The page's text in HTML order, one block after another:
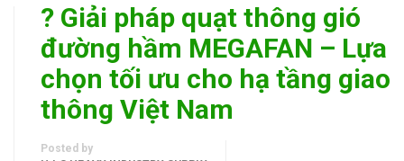
?️ Giải pháp quạt thông gió
đường hầm MEGAFAN – Lựa
chọn tối ưu cho hạ tầng giao
thông Việt Nam
Posted by